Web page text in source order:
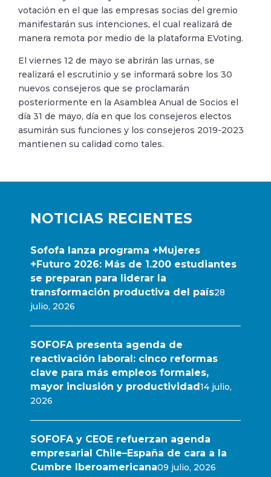
NOTICIAS RECIENTES
Sofofa lanza programa +Mujeres
+Futuro 2026: Más de 1.200 estudiantes
se preparan para liderar la
transformación productiva del país28
julio, 2026
SOFOFA presenta agenda de
reactivación laboral: cinco reformas
clave para más empleos formales,
mayor inclusión y productividad14 julio,
2026
SOFOFA y CEOE refuerzan agenda
empresarial Chile–España de cara a la
Cumbre Iberoamericana09 julio, 2026
votación en el que las empresas socias del gremio
manifestarán sus intenciones, el cual realizará de
manera remota por medio de la plataforma EVoting.
El viernes 12 de mayo se abrirán las urnas, se
realizará el escrutinio y se informará sobre los 30
nuevos consejeros que se proclamarán
posteriormente en la Asamblea Anual de Socios el
día 31 de mayo, día en que los consejeros electos
asumirán sus funciones y los consejeros 2019-2023
mantienen su calidad como tales.